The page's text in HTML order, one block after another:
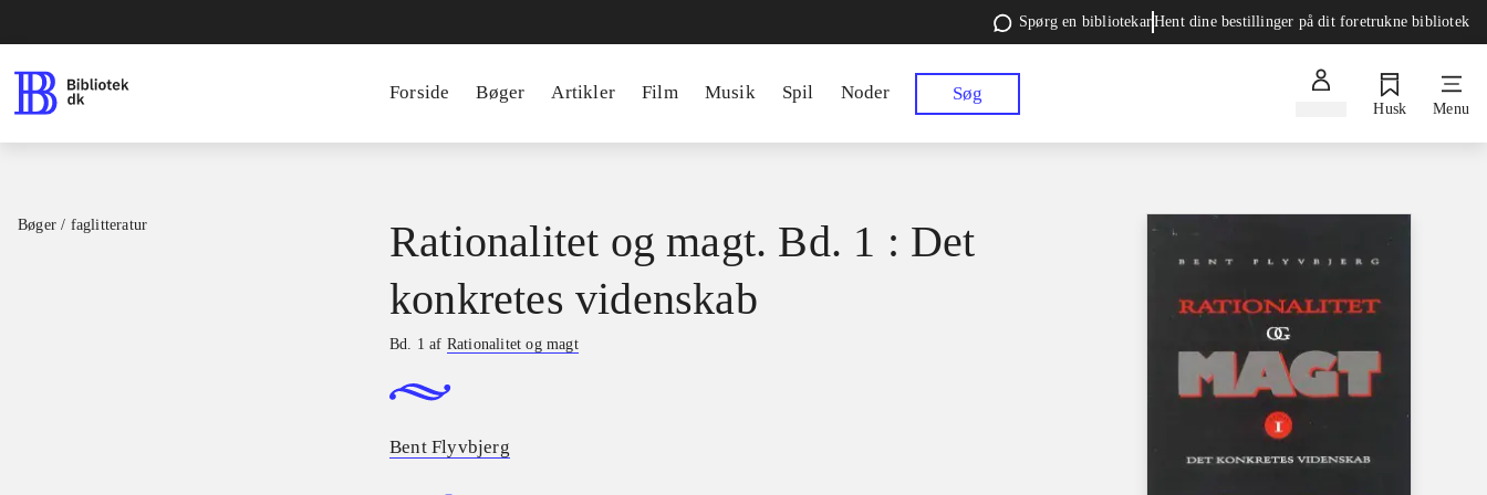
Spørg en bibliotekarHent dine bestillinger på dit foretrukne bibliotek
Forside Bøger Artikler Film Musik Spil Noder Søg
Husk Menu
Bøger / faglitteratur
Rationalitet og magt. Bd. 1 : Det
konkretes videnskab
Bd. 1 af Rationalitet og magt
Bent Flyvbjerg